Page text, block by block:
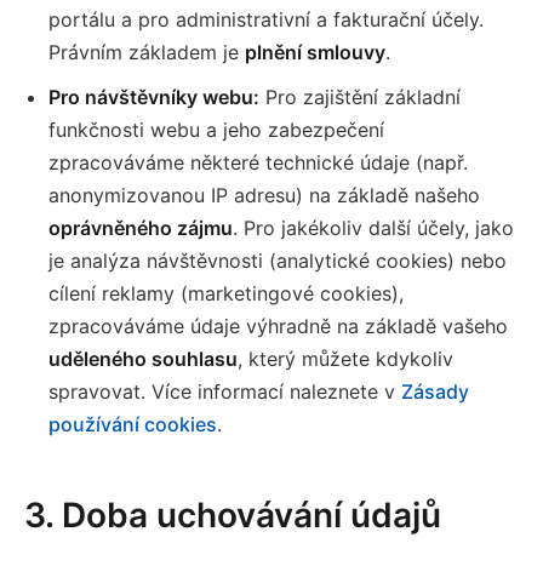
portálu a pro administrativní a fakturační účely.
Právním základem je plnění smlouvy.
Pro návštěvníky webu: Pro zajištění základní
funkčnosti webu a jeho zabezpečení
zpracováváme některé technické údaje (např.
anonymizovanou IP adresu) na základě našeho
oprávněného zájmu. Pro jakékoliv další účely, jako
je analýza návštěvnosti (analytické cookies) nebo
cílení reklamy (marketingové cookies),
zpracováváme údaje výhradně na základě vašeho
uděleného souhlasu, který můžete kdykoliv
spravovat. Více informací naleznete v Zásady
používání cookies.
3. Doba uchovávání údajů